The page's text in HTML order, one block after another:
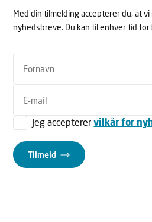
Med din tilmelding accepterer du, at
nyhedsbreve. Du kan til enhver tid
Jeg accepterervilkår for
Tilmeld